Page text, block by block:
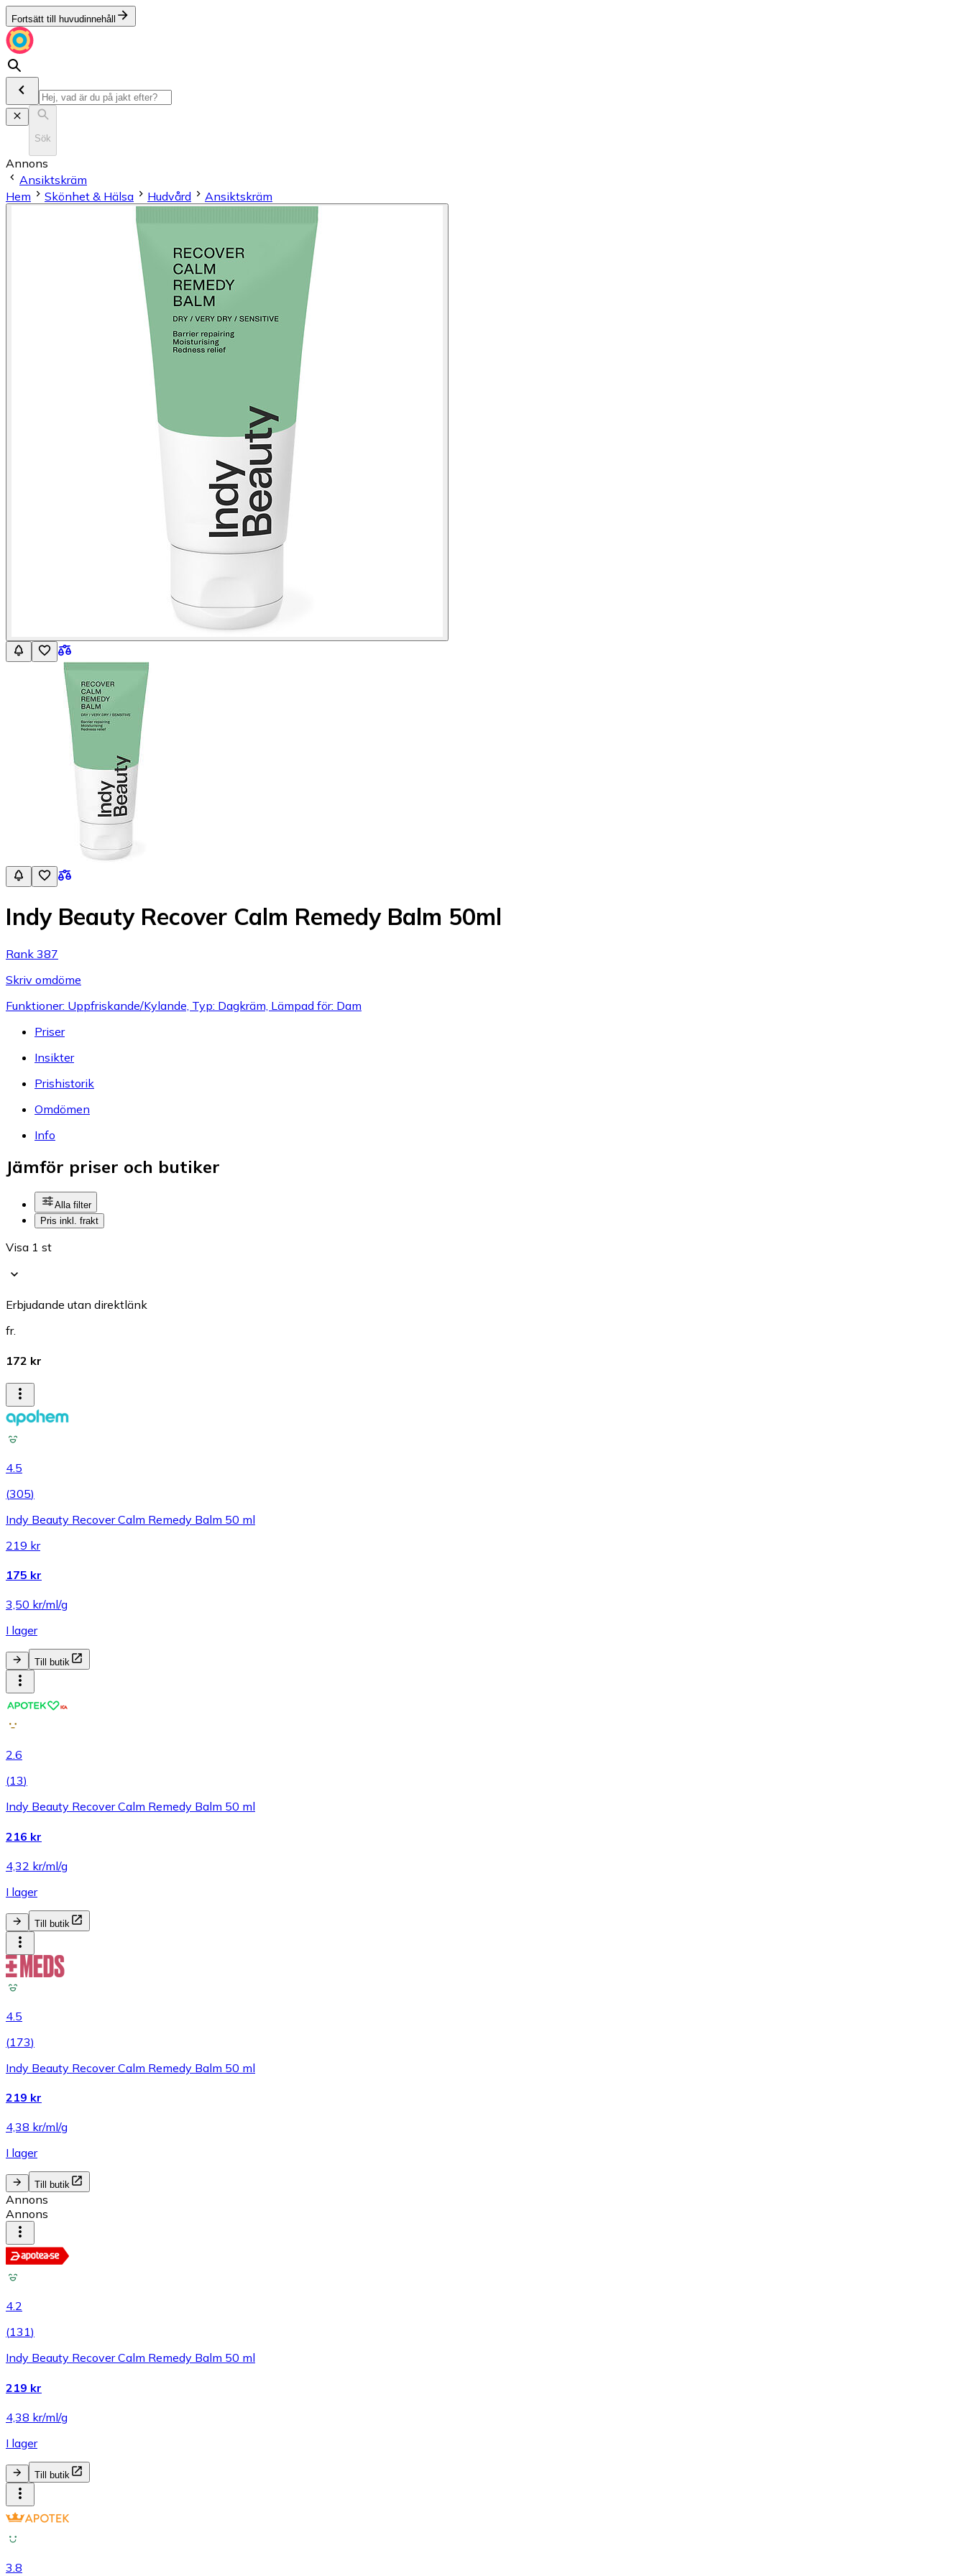
Fortsätt till huvudinnehåll
Sök
Annons
Ansiktskräm
Hem
Skönhet & Hälsa Hudvård Ansiktskräm
Indy Beauty Recover Calm Remedy Balm 50ml
Rank 387
Skriv omdöme
Funktioner: Uppfriskande/Kylande, Typ: Dagkräm, Lämpad för: Dam
Priser
Insikter
Prishistorik
Omdömen
Info
Jämför priser och butiker
Alla filter
Pris inkl. frakt
Visa 1 st
Erbjudande utan direktlänk
fr.
172 kr
4.5
(305)
Indy Beauty Recover Calm Remedy Balm 50 ml
219 kr
175 kr
3,50 kr/ml/g
I lager
Till butik
2.6
(13)
Indy Beauty Recover Calm Remedy Balm 50 ml
216 kr
4,32 kr/ml/g
I lager
Till butik
4.5
(173)
Indy Beauty Recover Calm Remedy Balm 50 ml
219 kr
4,38 kr/ml/g
I lager
Till butik
Annons
Annons
4.2
(131)
Indy Beauty Recover Calm Remedy Balm 50 ml
219 kr
4,38 kr/ml/g
I lager
Till butik
3.8